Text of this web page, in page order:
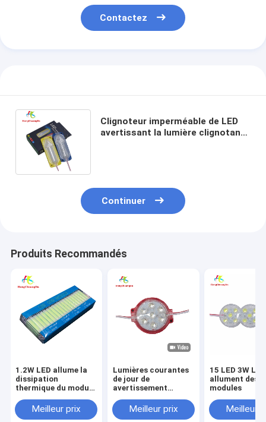
Contactez
Clignoteur imperméable de LED
avertissant la lumière clignotante
Continuer
Produits Recommandés
1.2W LED allume la
dissipation
thermique du module
de l'ÉPI LED de
modules
Meilleur prix
Lumières courantes
de jour de
avertissement
signal de voiture
pour la lumière de
Meilleur prix
15 LED 3W LED
allument des
modules
Meilleur